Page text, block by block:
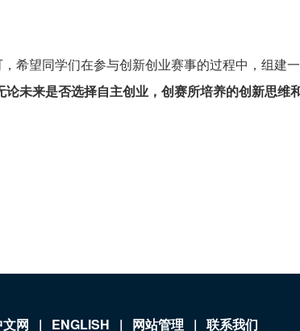
希望同学们在参与创新创业赛事的过程中，组
论未来是否选择自主创业，创赛所培养的创新思维
网 | ENGLISH | 网站管理 | 联系我们